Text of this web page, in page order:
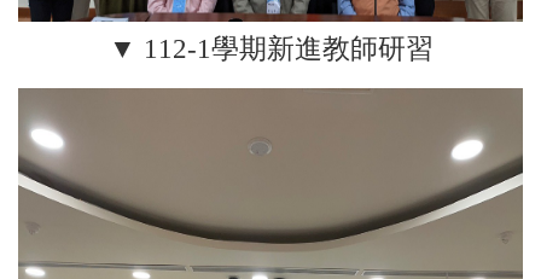
▼ 112-1學期新進教師研習